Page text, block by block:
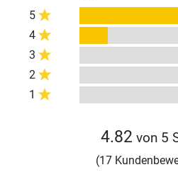
5
4
3
2
1
4.82 von 5
(17